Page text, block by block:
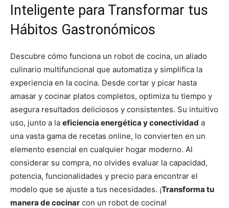
Inteligente para Transformar tus
Hábitos Gastronómicos
Descubre cómo funciona un robot de cocina, un aliado
culinario multifuncional que automatiza y simplifica la
experiencia en la cocina. Desde cortar y picar hasta
amasar y cocinar platos completos, optimiza tu tiempo y
asegura resultados deliciosos y consistentes. Su intuitivo
uso, junto a la eficiencia energética y conectividad a
una vasta gama de recetas online, lo convierten en un
elemento esencial en cualquier hogar moderno. Al
considerar su compra, no olvides evaluar la capacidad,
potencia, funcionalidades y precio para encontrar el
modelo que se ajuste a tus necesidades. ¡Transforma tu
manera de cocinar con un robot de cocina!